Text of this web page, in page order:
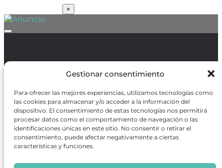
Gestionar consentimiento
Para ofrecer las mejores experiencias, utilizamos tecnologías como
las cookies para almacenar y/o acceder a la información del
dispositivo. El consentimiento de estas tecnologías nos permitirá
procesar datos como el comportamiento de navegación o las
identificaciones únicas en este sitio. No consentir o retirar el
consentimiento, puede afectar negativamente a ciertas
características y funciones.
×
Política de Protección de Datos/Política de Cookies
REVISTA ONLINE
CARTELERA TEATRO MADRID
CENTROS DE FORMACIÓN